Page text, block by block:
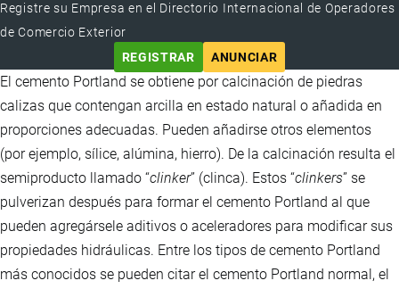
Registre su Empresa en el Directorio Internacional de Operadores
de Comercio Exterior
REGISTRAR
ANUNCIAR
El cemento Portland se obtiene por calcinación de piedras
calizas que contengan arcilla en estado natural o añadida en
proporciones adecuadas. Pueden añadirse otros elementos
(por ejemplo, sílice, alúmina, hierro). De la calcinación resulta el
semiproducto llamado “clinker” (clinca). Estos “clinkers” se
pulverizan después para formar el cemento Portland al que
pueden agregársele aditivos o aceleradores para modificar sus
propiedades hidráulicas. Entre los tipos de cemento Portland
más conocidos se pueden citar el cemento Portland normal, el